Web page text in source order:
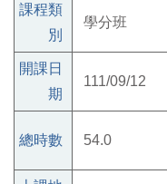
課程類
別
學分班
開課日
期
111/09/12
總時數 54.0